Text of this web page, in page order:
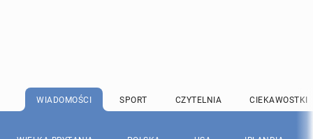
WIADOMOŚCI SPORT CZYTELNIA CIEKAWOSTKI